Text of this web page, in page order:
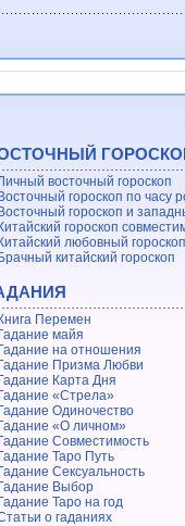
восточный гороскоп
Восточный гороскоп по часу
Восточный гороскоп и
Китайский гороскоп
Китайский любовный гороскоп
Брачный китайский гороскоп
Книга Перемен
Гадание майя
Гадание на отношения
Гадание Призма Любви
Гадание Карта Дня
Гадание «Стрела»
Гадание Одиночество
Гадание «О личном»
Гадание Совместимость
Гадание Таро Путь
Гадание Сексуальность
Гадание Выбор
Гадание Таро на год
о гаданиях